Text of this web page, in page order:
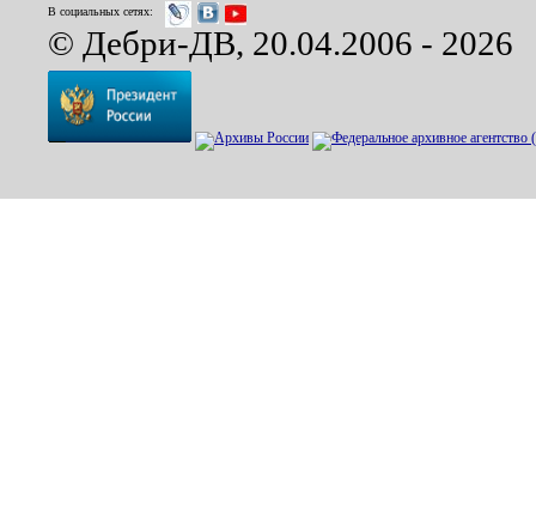
В социальных сетях:
© Дебри-ДВ, 20.04.2006 - 2026